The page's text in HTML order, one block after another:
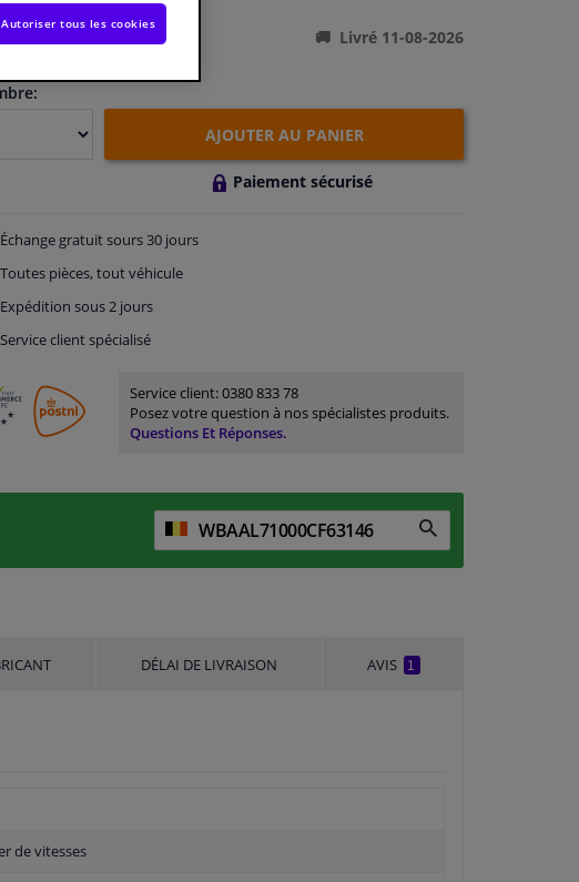
Livré 11-08-2026
AJOUTER AU PANIER
Paiement sécurisé
Échange gratuitsours 30 jours
Toutes pièces, tout véhicule
Expédition sous 2 jours
Serviceclient spécialisé
Service client:0380 833 78
Posez votre question à nos spécialistes produits.
Questions Et Réponses.
DÉLAI DE LIVRAISON AVIS 1
de vitesses
Autoriser tous les cookies